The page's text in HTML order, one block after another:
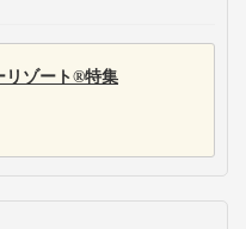
リゾート®特集